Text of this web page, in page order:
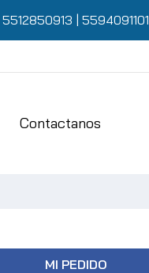
5512850913 5594091101
Contactanos
MI PEDIDO